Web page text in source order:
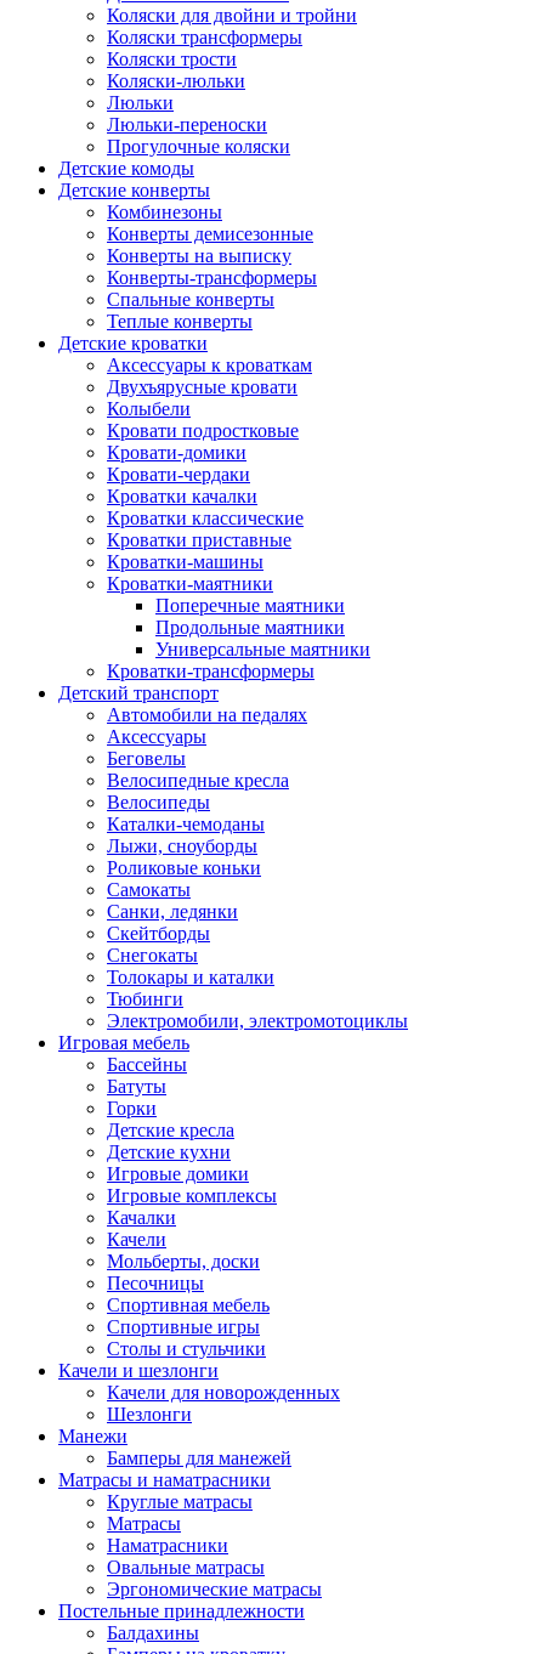
Коляски для двойни и тройни
Коляски трансформеры
Коляски трости
Коляски-люльки
Люльки
Люльки-переноски
Прогулочные коляски
Детские комоды
Детские конверты
Комбинезоны
Конверты демисезонные
Конверты на выписку
Конверты-трансформеры
Спальные конверты
Теплые конверты
Детские кроватки
Аксессуары к кроваткам
Двухъярусные кровати
Колыбели
Кровати подростковые
Кровати-домики
Кровати-чердаки
Кроватки качалки
Кроватки классические
Кроватки приставные
Кроватки-машины
Кроватки-маятники
Поперечные маятники
Продольные маятники
Универсальные маятники
Кроватки-трансформеры
Детский транспорт
Автомобили на педалях
Аксессуары
Беговелы
Велосипедные кресла
Велосипеды
Каталки-чемоданы
Лыжи, сноуборды
Роликовые коньки
Самокаты
Санки, ледянки
Скейтборды
Снегокаты
Толокары и каталки
Тюбинги
Электромобили, электромотоциклы
Игровая мебель
Бассейны
Батуты
Горки
Детские кресла
Детские кухни
Игровые домики
Игровые комплексы
Качалки
Качели
Мольберты, доски
Песочницы
Спортивная мебель
Спортивные игры
Столы и стульчики
Качели и шезлонги
Качели для новорожденных
Шезлонги
Манежи
Бамперы для манежей
Матрасы и наматрасники
Круглые матрасы
Матрасы
Наматрасники
Овальные матрасы
Эргономические матрасы
Постельные принадлежности
Балдахины